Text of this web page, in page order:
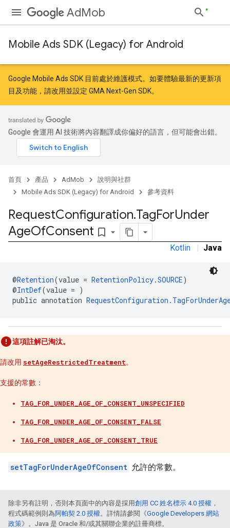
AdMob
Mobile Ads SDK (Legacy) for Android
Google Mobile Ads SDK 目前處於維護模式。如要體驗最新的更新項
目及功能，請改用並設定 GMA Next-Gen SDK。
Google 會運用 AI 技術將內容翻譯成你偏好的語言，但可能會出錯。
首頁 產品 AdMob
說明與社群
Mobile Ads SDK (Legacy) for Android
參考資料
RequestConfiguration.TagForUnder
AgeOfConsent bookmark_border
Kotlin | Java
@Retention(value = RetentionPolicy.SOURCE)
@IntDef(value = )
public annotation
這項註解已淘汰。
請改用 setAgeRestrictedTreatment。
支援的常數：
TAG_FOR_UNDER_AGE_OF_CONSENT_UNSPECIFIED
TAG_FOR_UNDER_AGE_OF_CONSENT_FALSE
TAG_FOR_UNDER_AGE_OF_CONSENT_TRUE
setTagForUnderAgeOfConsent 允許的常數。
除非另有註明，否則本頁面中的內容是採用創用 CC 姓名標示 4.0 授權 ，
程式碼範例則為阿帕契 2.0 授權。詳情請參閱《Google Developers 網站
政策》。Java 是 Oracle 和/或其關聯企業的註冊商標。